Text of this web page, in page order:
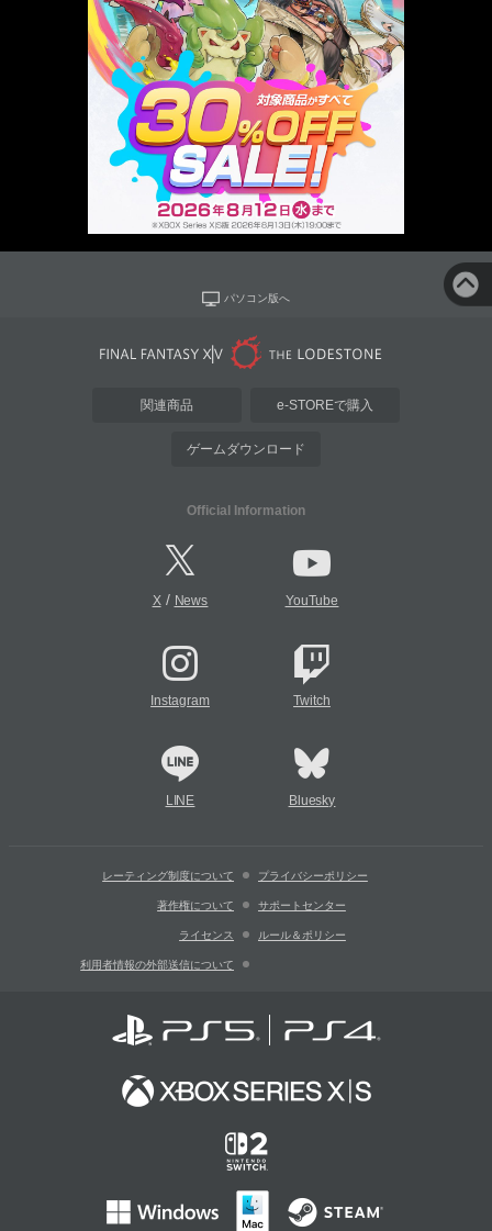
パソコン版へ
関連商品 e-STOREで購入
ゲームダウンロード
Official Information
X/ News YouTube
Instagram Twitch
LINE Bluesky
レーティング制度について プライバシーポリシー
著作権について サポートセンター
ライセンス ルール＆ポリシー
利用者情報の外部送信について